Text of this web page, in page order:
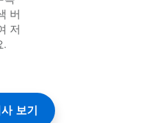
버
저
.
보기